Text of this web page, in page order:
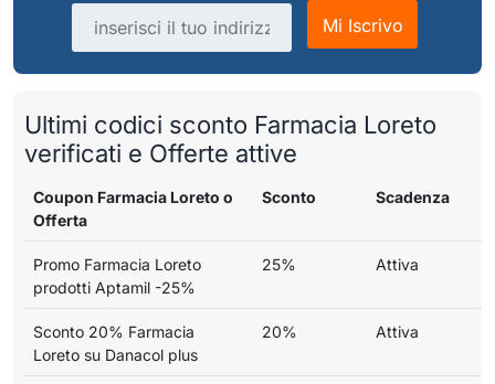
Indirizzo email
Mi Iscrivo
Ultimi codici sconto Farmacia Loreto
verificati e Offerte attive
Coupon Farmacia Loreto o
Offerta
Sconto Scadenza
Promo Farmacia Loreto
prodotti Aptamil -25%
25% Attiva
Sconto 20% Farmacia
Loreto su Danacol plus
20% Attiva